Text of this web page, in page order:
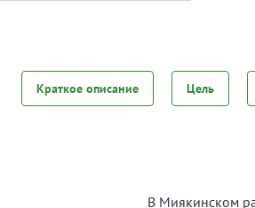
Краткое описание Цель
В Миякинском